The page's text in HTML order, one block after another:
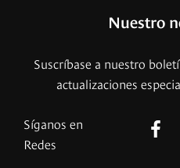
Nuestro
Suscríbase a nuestro
actualizaciones
Síganos en
Redes